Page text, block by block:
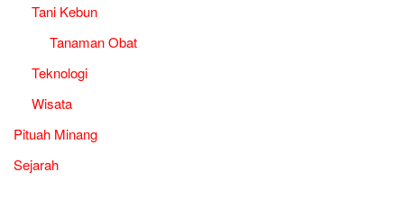
Tani Kebun
Tanaman Obat
Teknologi
Wisata
Pituah Minang
Sejarah